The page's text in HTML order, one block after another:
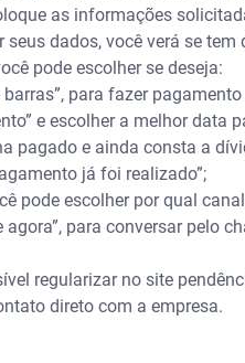
as informações
seus dados, você verá se tem
pode escolher se deseja:
para fazer
e escolher a melhor data
pagado e ainda consta a
já foi realizado”;
pode escolher por qual
agora”, para conversar pelo
regularizar no site
direto com a empresa.